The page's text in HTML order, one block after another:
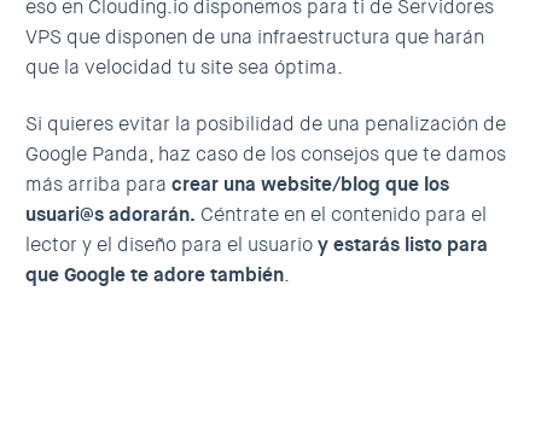
eso en Clouding.io disponemos para ti de Servidores
VPS que disponen de una infraestructura que harán
que la velocidad tu site sea óptima.
Si quieres evitar la posibilidad de una penalización de
Google Panda, haz caso de los consejos que te damos
más arriba para crear una website/blog que los
usuari@s adorarán. Céntrate en el contenido para el
lector y el diseño para el usuarioy estarás listo para
que Google te adore también.